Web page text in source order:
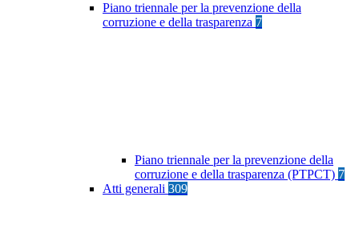
Piano triennale per la prevenzione della
corruzione e della trasparenza 7
Piano triennale per la prevenzione della
corruzione e della trasparenza (PTPCT) 7
Atti generali 309